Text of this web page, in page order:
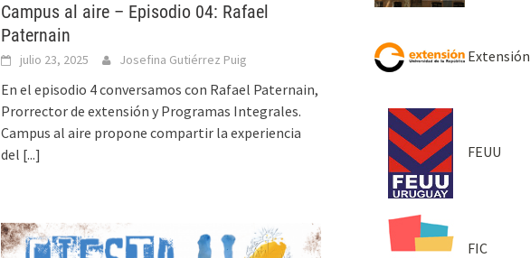
Campus al aire – Episodio 04: Rafael
Paternain
julio 23, 2025 Josefina Gutiérrez Puig
En el episodio 4 conversamos con Rafael Paternain,
Prorrector de extensión y Programas Integrales.
Campus al aire propone compartir la experiencia
del [...]
Extensión
FEUU
FIC